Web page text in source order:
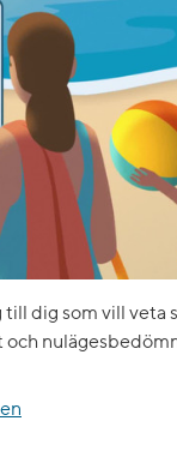
dig som vill veta